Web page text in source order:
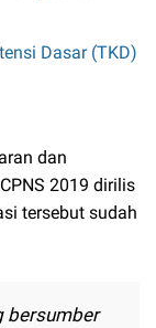
Dasar (TKD)
dan
2019 dirilis
tersebut sudah
bersumber